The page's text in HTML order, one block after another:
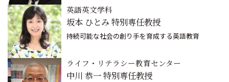
英語英文学科
坂本 ひとみ 特別専任教授
持続可能な社会の創り手を育成する英語教育
ライフ・リテラシー教育センター
中川 恭一 特別専任教授